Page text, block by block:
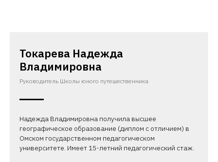
Токарева Надежда
Владимировна
Руководитель Школы юного путешественника
Надежда Владимировна получила высшее
географическое образование (диплом с отличием) в
Омском государственном педагогическом
университете. Имеет 15-летний педагогический стаж.